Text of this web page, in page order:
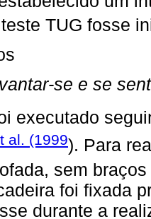
TUG fosse
se e se
executado
al. (1999). Para
sem
foi fixada
durante a